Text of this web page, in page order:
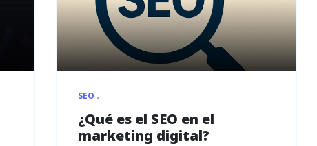
SEO
¿Qué es el SEO en el
marketing digital?